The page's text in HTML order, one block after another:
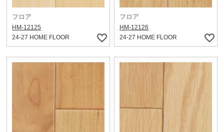
フロア
HM-12125
24-27 HOME FLOOR
フロア
HM-12126
24-27 HOME FLOOR